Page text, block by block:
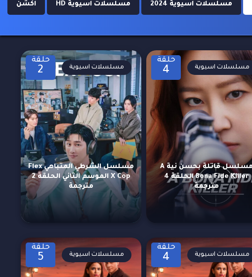
مسلسلات اسيوية 2024 مسلسلات اسيوية HD اكشن
حلقة
4
مسلسل قاتلة بحسن نية A
Bona Fide Killer الحلقة 4
مترجمة
مسلسلات اسيوية
حلقة
2
مسلسل الشرطي المتباهي Flex
X Cop الموسم الثاني الحلقة 2
مترجمة
مسلسلات اسيوية
حلقة
4 مسلسلات اسيوية
حلقة
5 مسلسلات اسيوية